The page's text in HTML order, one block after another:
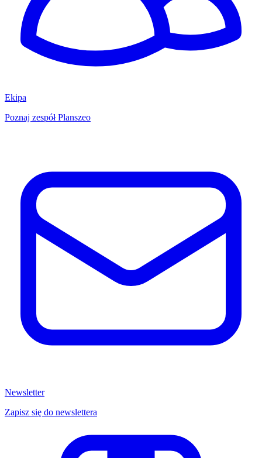
Ekipa
Poznaj zespół Planszeo
Newsletter
Zapisz się do newslettera